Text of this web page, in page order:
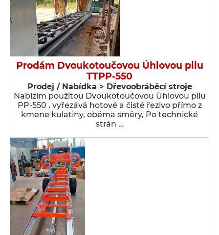
Prodám Dvoukotoučovou Úhlovou pilu
TTPP-550
Prodej / Nabídka > Dřevoobráběcí stroje
Nabízím použitou Dvoukotoučovou Úhlovou pilu
PP-550 , vyřezává hotové a čisté řezivo přímo z
kmene kulatiny, oběma směry, Po technické
strán …